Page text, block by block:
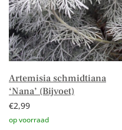
Artemisia schmidtiana
‘Nana’ (Bijvoet)
€2,99